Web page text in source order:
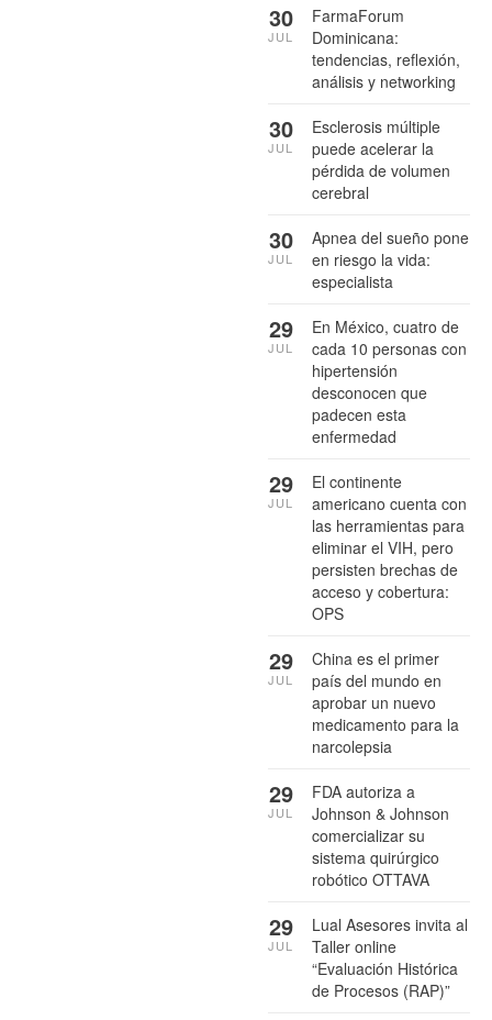
FarmaForum
Dominicana:
tendencias, reflexión,
análisis y networking
30
JUL
Esclerosis múltiple
puede acelerar la
pérdida de volumen
cerebral
30
JUL
Apnea del sueño pone
en riesgo la vida:
especialista
30
JUL
En México, cuatro de
cada 10 personas con
hipertensión
desconocen que
padecen esta
enfermedad
29
JUL
El continente
americano cuenta con
las herramientas para
eliminar el VIH, pero
persisten brechas de
acceso y cobertura:
OPS
29
JUL
China es el primer
país del mundo en
aprobar un nuevo
medicamento para la
narcolepsia
29
JUL
FDA autoriza a
Johnson & Johnson
comercializar su
sistema quirúrgico
robótico OTTAVA
29
JUL
Lual Asesores invita al
Taller online
“Evaluación Histórica
de Procesos (RAP)”
29
JUL